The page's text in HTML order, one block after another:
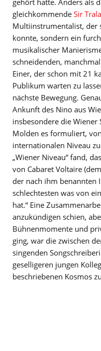
gleichkommende Sir
Multiinstrumentalist, der
konnte, sondern ein
musikalischer
schneidenden,
Einer, der schon mit 21
Publikum warten zu
nächste Bewegung.
Ankunft des Nino aus
insbesondere die Wiener
Molden es formuliert,
internationalen Niveau
„Wiener Niveau“ fand,
von Cabaret Voltaire
der nach ihm benannten
schlechtesten was von
hat.“ Eine
anzukündigen schien,
Bühnenmomente und
ging, war die zwischen
singenden
geselligeren jungen
beschriebenen Kosmos